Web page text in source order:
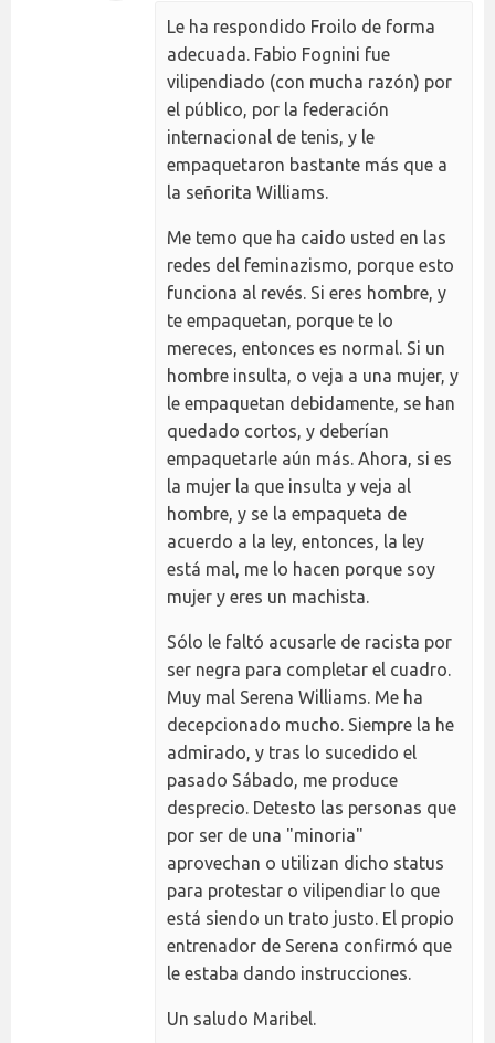
Le ha respondido Froilo de forma
adecuada. Fabio Fognini fue
vilipendiado (con mucha razón) por
el público, por la federación
internacional de tenis, y le
empaquetaron bastante más que a
la señorita Williams.
Me temo que ha caido usted en las
redes del feminazismo, porque esto
funciona al revés. Si eres hombre, y
te empaquetan, porque te lo
mereces, entonces es normal. Si un
hombre insulta, o veja a una mujer, y
le empaquetan debidamente, se han
quedado cortos, y deberían
empaquetarle aún más. Ahora, si es
la mujer la que insulta y veja al
hombre, y se la empaqueta de
acuerdo a la ley, entonces, la ley
está mal, me lo hacen porque soy
mujer y eres un machista.
Sólo le faltó acusarle de racista por
ser negra para completar el cuadro.
Muy mal Serena Williams. Me ha
decepcionado mucho. Siempre la he
admirado, y tras lo sucedido el
pasado Sábado, me produce
desprecio. Detesto las personas que
por ser de una "minoria"
aprovechan o utilizan dicho status
para protestar o vilipendiar lo que
está siendo un trato justo. El propio
entrenador de Serena confirmó que
le estaba dando instrucciones.
Un saludo Maribel.